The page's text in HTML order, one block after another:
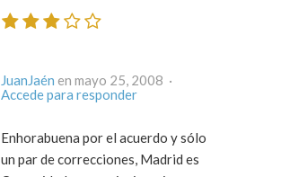
JuanJaén
en mayo 25, 2008 ·
Accede para responder
Enhorabuena por el acuerdo y sólo
un par de correcciones, Madrid es